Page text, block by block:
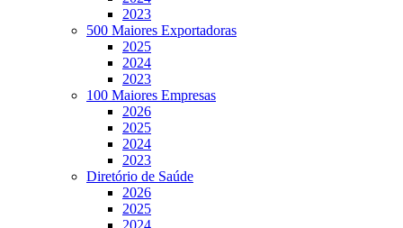
2023
500 Maiores Exportadoras
2025
2024
2023
100 Maiores Empresas
2026
2025
2024
2023
Diretório de Saúde
2026
2025
2024